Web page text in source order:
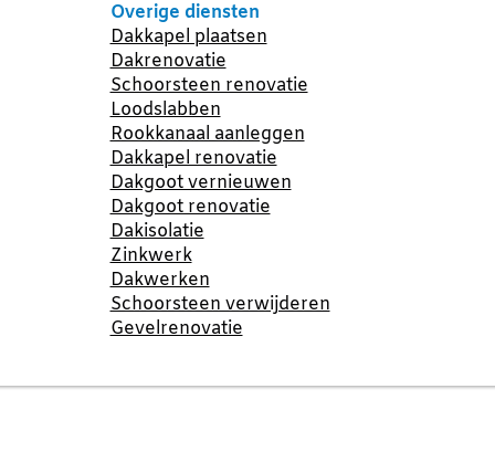
Overige diensten
Dakkapel plaatsen
Dakrenovatie
Schoorsteen renovatie
Loodslabben
Rookkanaal aanleggen
Dakkapel renovatie
Dakgoot vernieuwen
Dakgoot renovatie
Dakisolatie
Zinkwerk
Dakwerken
Schoorsteen verwijderen
Gevelrenovatie